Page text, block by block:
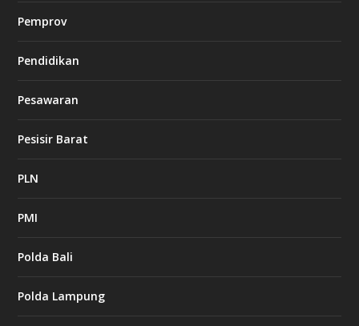
Pemprov
Pendidikan
Pesawaran
Pesisir Barat
PLN
PMI
Polda Bali
Polda Lampung